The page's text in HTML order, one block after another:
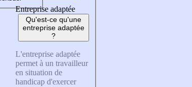
Entreprise adaptée
Qu'est-ce qu'une
entreprise adaptée
?
L'entreprise adaptée
permet à un travailleur
en situation de
handicap d'exercer